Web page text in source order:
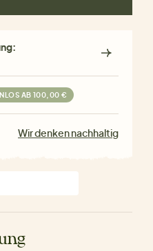
AB 100,00 €
Wir denken nachhaltig